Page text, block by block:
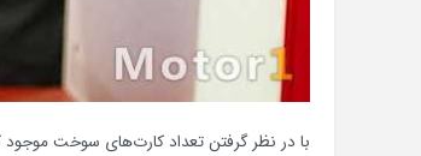
با در نظر گرفتن تعداد کارت‌های سوخت